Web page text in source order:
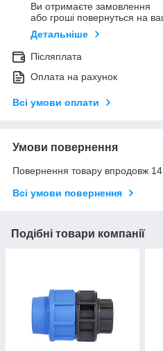
Ви отримаєте замовлення
або гроші повернуться на
Детальніше
Післяплата
Оплата на рахунок
Всі умови оплати
Умови повернення
Повернення товару впродовж 14
Всі умови повернення
Подібні товари компанії